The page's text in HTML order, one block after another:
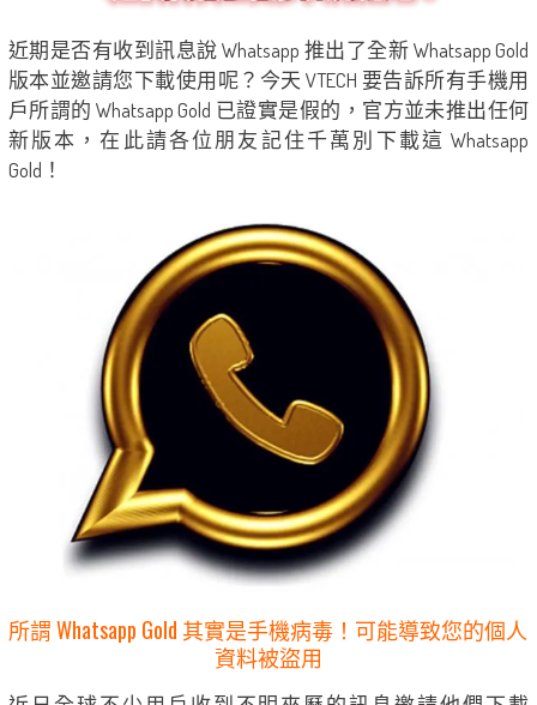
近期是否有收到訊息說 Whatsapp 推出了全新 Whatsapp Gold
版本並邀請您下載使用呢？今天 VTECH 要告訴所有手機用
戶所謂的 Whatsapp Gold 已證實是假的，官方並未推出任何
新版本，在此請各位朋友記住千萬別下載這 Whatsapp
Gold！
所謂 Whatsapp Gold 其實是手機病毒！可能導致您的個人
資料被盜用